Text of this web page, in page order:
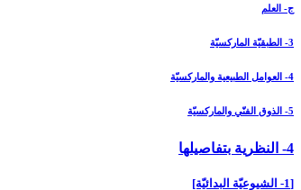
ج- العلم
3- الطبقيّة الماركسيّة
4- العوامل الطبيعية والماركسيّة
5- الذوق الفنّي والماركسيّة
4- النظرية بتفاصيلها
[1- الشيوعيّة البدائيّة]